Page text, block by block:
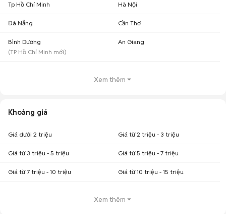
Tp Hồ Chí Minh Hà Nội
Đà Nẵng Cần Thơ
Bình Dương
(TP Hồ Chí Minh mới)
An Giang
Xem thêm
Khoảng giá
Giá dưới 2 triệu Giá từ 2 triệu - 3 triệu
Giá từ 3 triệu - 5 triệu Giá từ 5 triệu - 7 triệu
Giá từ 7 triệu - 10 triệu Giá từ 10 triệu - 15 triệu
Xem thêm